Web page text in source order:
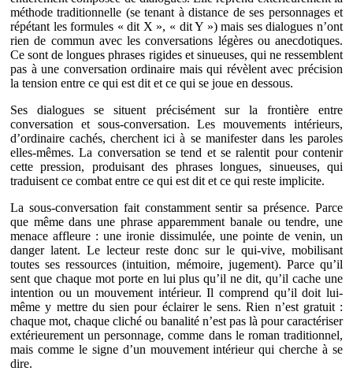
méthode traditionnelle (se tenant à distance de ses personnages et
répétant les formules « dit X », « dit Y ») mais ses dialogues n’ont
rien de commun avec les conversations légères ou anecdotiques.
Ce sont de longues phrases rigides et sinueuses, qui ne ressemblent
pas à une conversation ordinaire mais qui révèlent avec précision
la tension entre ce qui est dit et ce qui se joue en dessous.
Ses dialogues se situent précisément sur la frontière entre
conversation et sous-conversation. Les mouvements intérieurs,
d’ordinaire cachés, cherchent ici à se manifester dans les paroles
elles-mêmes. La conversation se tend et se ralentit pour contenir
cette pression, produisant des phrases longues, sinueuses, qui
traduisent ce combat entre ce qui est dit et ce qui reste implicite.
La sous-conversation fait constamment sentir sa présence. Parce
que même dans une phrase apparemment banale ou tendre, une
menace affleure : une ironie dissimulée, une pointe de venin, un
danger latent. Le lecteur reste donc sur le qui-vive, mobilisant
toutes ses ressources (intuition, mémoire, jugement). Parce qu’il
sent que chaque mot porte en lui plus qu’il ne dit, qu’il cache une
intention ou un mouvement intérieur. Il comprend qu’il doit lui-
même y mettre du sien pour éclairer le sens. Rien n’est gratuit :
chaque mot, chaque cliché ou banalité n’est pas là pour caractériser
extérieurement un personnage, comme dans le roman traditionnel,
mais comme le signe d’un mouvement intérieur qui cherche à se
dire.